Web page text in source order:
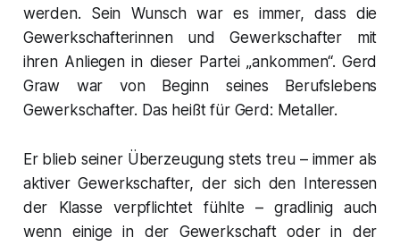
werden. Sein Wunsch war es immer, dass die
Gewerkschafterinnen und Gewerkschafter mit
ihren Anliegen in dieser Partei „ankommen“. Gerd
Graw war von Beginn seines Berufslebens
Gewerkschafter. Das heißt für Gerd: Metaller.
Er blieb seiner Überzeugung stets treu – immer als
aktiver Gewerkschafter, der sich den Interessen
der Klasse verpflichtet fühlte – gradlinig auch
wenn einige in der Gewerkschaft oder in der